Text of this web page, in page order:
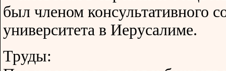
был членом консультативного
университета в Иерусалиме.
Труды: